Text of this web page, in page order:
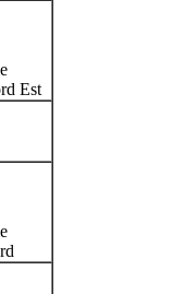
Est